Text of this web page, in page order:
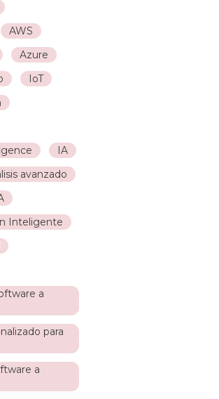
AWS
Azure
IoT
IA
avanzado
Inteligente
a
para
a